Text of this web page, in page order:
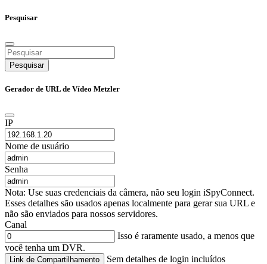
Pesquisar
Pesquisar
Gerador de URL de Vídeo Metzler
IP
Nome de usuário
Senha
Nota: Use suas credenciais da câmera, não seu login iSpyConnect.
Esses detalhes são usados apenas localmente para gerar sua URL e
não são enviados para nossos servidores.
Canal
Isso é raramente usado, a menos que
você tenha um DVR.
Link de Compartilhamento Sem detalhes de login incluídos